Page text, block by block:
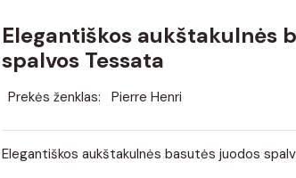
Elegantiškos aukštakulnės
spalvos Tessata
Prekės ženklas: Pierre Henri
Elegantiškos aukštakulnės basutės juodos